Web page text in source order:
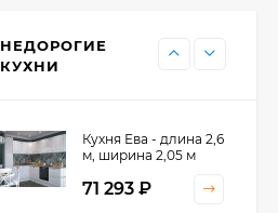
НЕДОРОГИЕ
КУХНИ
11 476
Кухня Ева - длина 2,6
м, ширина 2,05 м
71 293 ₽